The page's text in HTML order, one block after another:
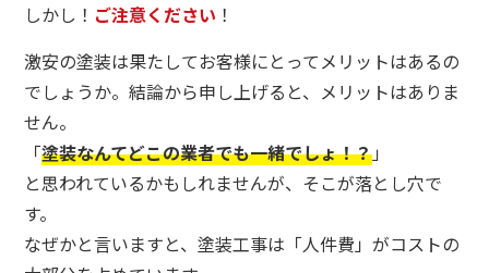
しかし！ ご注意ください ！
激安の塗装は果たしてお客様にとってメリットはあるの
でしょうか。結論から申し上げると、メリットはありま
せん。
「塗装なんてどこの業者でも一緒でしょ！？」
と思われているかもしれませんが、そこが落とし穴で
す。
なぜかと言いますと、塗装工事は「人件費」がコストの